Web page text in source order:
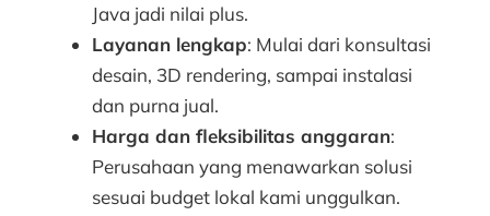
Java jadi nilai plus.
Layanan lengkap: Mulai dari konsultasi
desain, 3D rendering, sampai instalasi
dan purna jual.
Harga dan fleksibilitas anggaran:
Perusahaan yang menawarkan solusi
sesuai budget lokal kami unggulkan.